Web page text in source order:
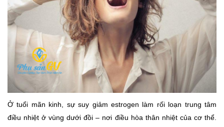
Ở tuổi mãn kinh, sự suy giảm estrogen làm rối loạn trung tâm
điều nhiệt ở vùng dưới đồi – nơi điều hòa thân nhiệt của cơ thể.